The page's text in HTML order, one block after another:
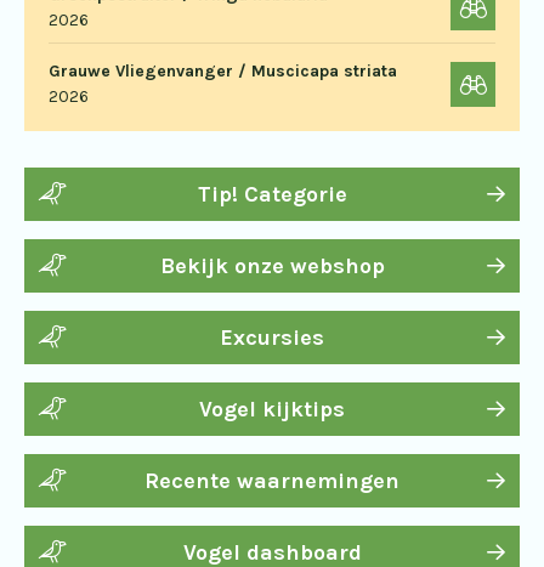
2026
Grauwe Vliegenvanger / Muscicapa striata
2026
Tip! Categorie
Bekijk onze webshop
Excursies
Vogel kijktips
Recente waarnemingen
Vogel dashboard